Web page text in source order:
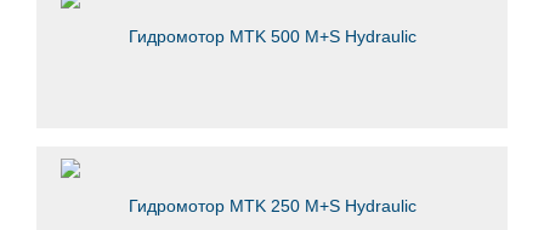
Гидромотор MTK 500 M+S Hydraulic
Гидромотор MTK 250 M+S Hydraulic